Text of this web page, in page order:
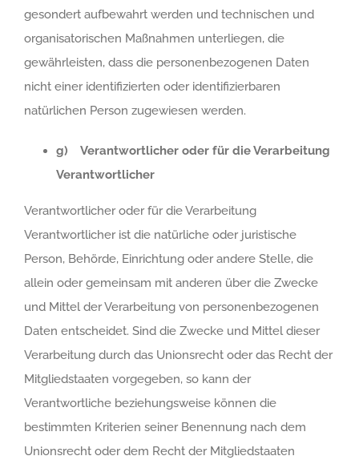
gesondert aufbewahrt werden und technischen und
organisatorischen Maßnahmen unterliegen, die
gewährleisten, dass die personenbezogenen Daten
nicht einer identifizierten oder identifizierbaren
natürlichen Person zugewiesen werden.
g) Verantwortlicher oder für die Verarbeitung
Verantwortlicher
Verantwortlicher oder für die Verarbeitung
Verantwortlicher ist die natürliche oder juristische
Person, Behörde, Einrichtung oder andere Stelle, die
allein oder gemeinsam mit anderen über die Zwecke
und Mittel der Verarbeitung von personenbezogenen
Daten entscheidet. Sind die Zwecke und Mittel dieser
Verarbeitung durch das Unionsrecht oder das Recht der
Mitgliedstaaten vorgegeben, so kann der
Verantwortliche beziehungsweise können die
bestimmten Kriterien seiner Benennung nach dem
Unionsrecht oder dem Recht der Mitgliedstaaten